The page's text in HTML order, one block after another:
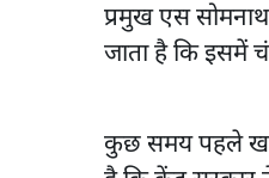
प्रमुख एस
जाता है कि इसमें
कुछ समय पहले